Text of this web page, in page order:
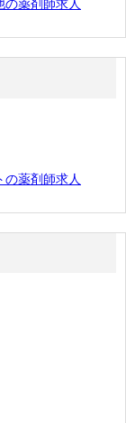
の薬剤師求人
の薬剤師求人